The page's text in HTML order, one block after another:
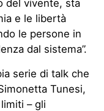
del vivente, sta
e le libertà
le persone in
dal sistema”.
serie di talk che
Tunesi,
– gli